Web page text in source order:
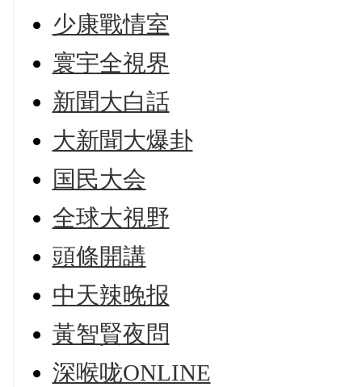
少康戰情室
寰宇全視界
新聞大白話
大新聞大爆卦
国民大会
全球大視野
頭條開講
中天辣晚报
黃智賢夜問
深喉咙ONLINE